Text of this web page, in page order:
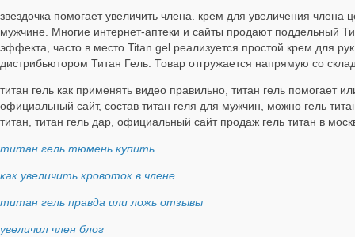
звездочка помогает увеличить члена. крем для увеличения
мужчине. Многие интернет-аптеки и сайты продают поддельный
эффекта, часто в место Titan gel реализуется простой крем для
дистрибьютором Титан Гель. Товар отгружается напрямую со
титан гель как применять видео правильно, титан гель помогает
официальный сайт, состав титан геля для мужчин, можно гель
титан, титан гель дар, официальный сайт продаж гель титан в
титан гель тюмень купить
как увеличить кровоток в члене
титан гель правда или ложь отзывы
увеличил член блог